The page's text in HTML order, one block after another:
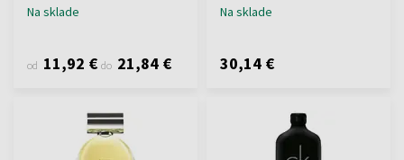
Na sklade
od 11,92 € do 21,84 €
Na sklade
30,14 €